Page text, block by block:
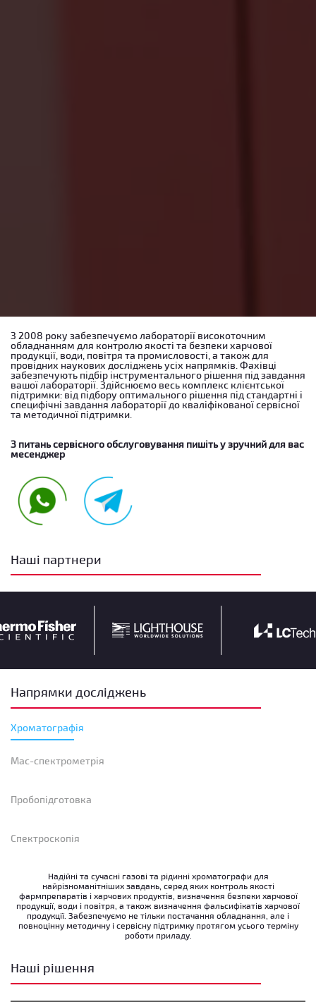
З 2008 року забезпечуємо лабораторії високоточним
обладнанням для контролю якості та безпеки харчової
продукції, води, повітря та промисловості, а також для
провідних наукових досліджень усіх напрямків. Фахівці
забезпечують підбір інструментального рішення під завдання
вашої лабораторії. Здійснюємо весь комплекс клієнтської
підтримки: від підбору оптимального рішення під стандартні і
специфічні завдання лабораторії до кваліфікованої сервісної
та методичної підтримки.
З питань сервісного обслуговування пишіть у зручний для вас
месенджер
Наші партнери
Напрямки досліджень
Хроматографія
Мас-спектрометрія
Пробопідготовка
Спектроскопія
Надійні та сучасні газові та рідинні хроматографи для
найрізноманітніших завдань, серед яких контроль якості
фармпрепаратів і харчових продуктів, визначення безпеки харчової
продукції, води і повітря, а також визначення фальсифікатів харчової
продукції. Забезпечуємо не тільки постачання обладнання, але і
повноцінну методичну і сервісну підтримку протягом усього терміну
роботи приладу.
Наші рішення